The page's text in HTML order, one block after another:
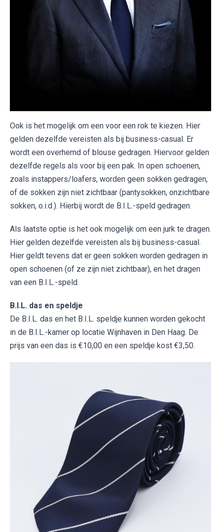
Ook is het mogelijk om een voor een rok te kiezen. Hier
gelden dezelfde vereisten als bij business-casual. Er
wordt een overhemd of blouse gedragen. Hiervoor gelden
dezelfde regels als voor bij een pak. In open schoenen,
zoals instappers/loafers, worden geen sokken gedragen,
of de sokken zijn niet zichtbaar (pantysokken, onzichtbare
sokken, o.i.d.). Hierbij wordt de B.I.L.-speld gedragen.
Als laatste optie is het ook mogelijk om een jurk te dragen.
Hier gelden dezelfde vereisten als bij business-casual.
Hier geldt tevens dat er geen sokken worden gedragen in
open schoenen (of ze zijn niet zichtbaar), en het dragen
van een B.I.L.-speld.
B.I.L. das en speldje
De B.I.L. das en het B.I.L. speldje kunnen worden gekocht
in de B.I.L.-kamer op locatie Wijnhaven in Den Haag. De
prijs van een das is €10,00 en een speldje kost €3,50.